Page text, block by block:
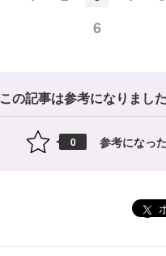
6
この記事は参考になりまし
0 参考になった